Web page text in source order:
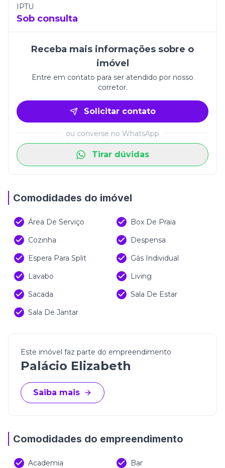
Camboriú, o Palácio Elizabeth oferece fácil acesso a
comércios, restaurantes e áreas de lazer da cidade.
dos destinos mais encantadores do litoral brasileiro.
IPTU
Sob consulta
Receba mais informações sobre o
imóvel
Entre em contato para ser atendido por nosso
corretor.
Solicitar contato
ou converse no WhatsApp
Tirar dúvidas
Comodidades do imóvel
Área De Serviço
Box De Praia
Cozinha
Despensa
Espera Para Split
Gás Individual
Lavabo
Living
Sacada
Sala De Estar
Sala De Jantar
Este imóvel faz parte do empreendimento
Palácio Elizabeth
Saiba mais
Comodidades do empreendimento
Academia
Bar